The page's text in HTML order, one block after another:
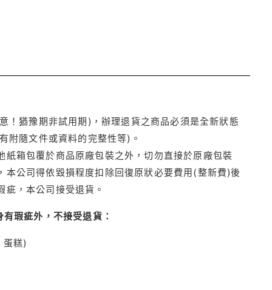
！猶豫期非試用期)，辦理退貨之商品必須是全新狀態
附隨文件或資料的完整性等)。
箱包覆於商品原廠包裝之外，切勿直接於原廠包裝
公司得依毀損程度扣除回復原狀必要費用(整新費)後
，本公司接受退貨。
瑕疵外，不接受退貨：
蛋糕)